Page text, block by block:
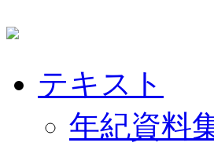
テキスト
年紀資料